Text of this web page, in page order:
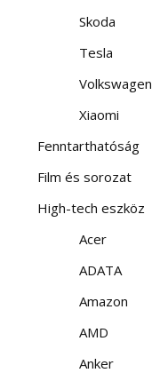
Skoda
Tesla
Volkswagen
Xiaomi
Fenntarthatóság
Film és sorozat
High-tech eszköz
Acer
ADATA
Amazon
AMD
Anker